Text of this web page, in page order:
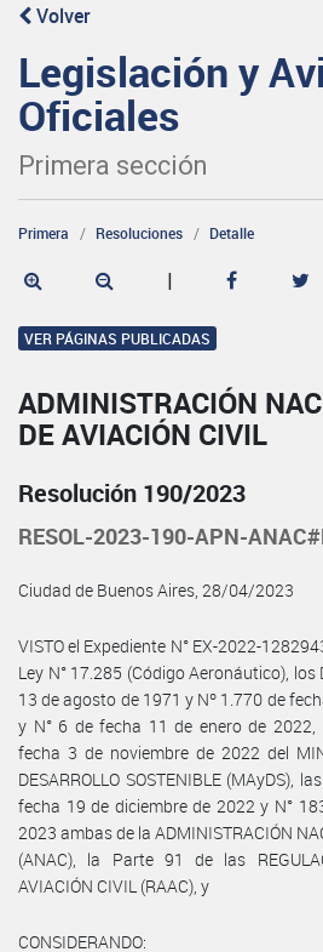
Volver
Legislación y
Oficiales
Primera sección
Primera Resoluciones Detalle
|
VER PÁGINAS PUBLICADAS
ADMINISTRACIÓN
DE AVIACIÓN CIVIL
Resolución 190/2023
RESOL-2023-190-APN-
Ciudad de Buenos Aires, 28/04/2023
VISTO el Expediente N° EX-2022-
Ley N° 17.285 (Código Aeronáutico),
13 de agosto de 1971 y Nº 1.770 de
y N° 6 de fecha 11 de enero de 2022,
fecha 3 de noviembre de 2022 del
DESARROLLO SOSTENIBLE (MAyDS),
fecha 19 de diciembre de 2022 y N°
2023 ambas de la ADMINISTRACIÓN
(ANAC), la Parte 91 de las
AVIACIÓN CIVIL (RAAC), y
CONSIDERANDO: